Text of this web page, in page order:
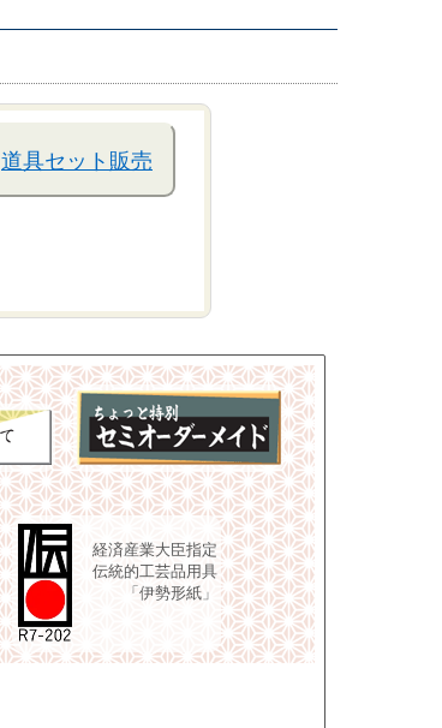
道具セット販売
経済産業大臣指定
伝統的工芸品用具
「伊勢形紙」